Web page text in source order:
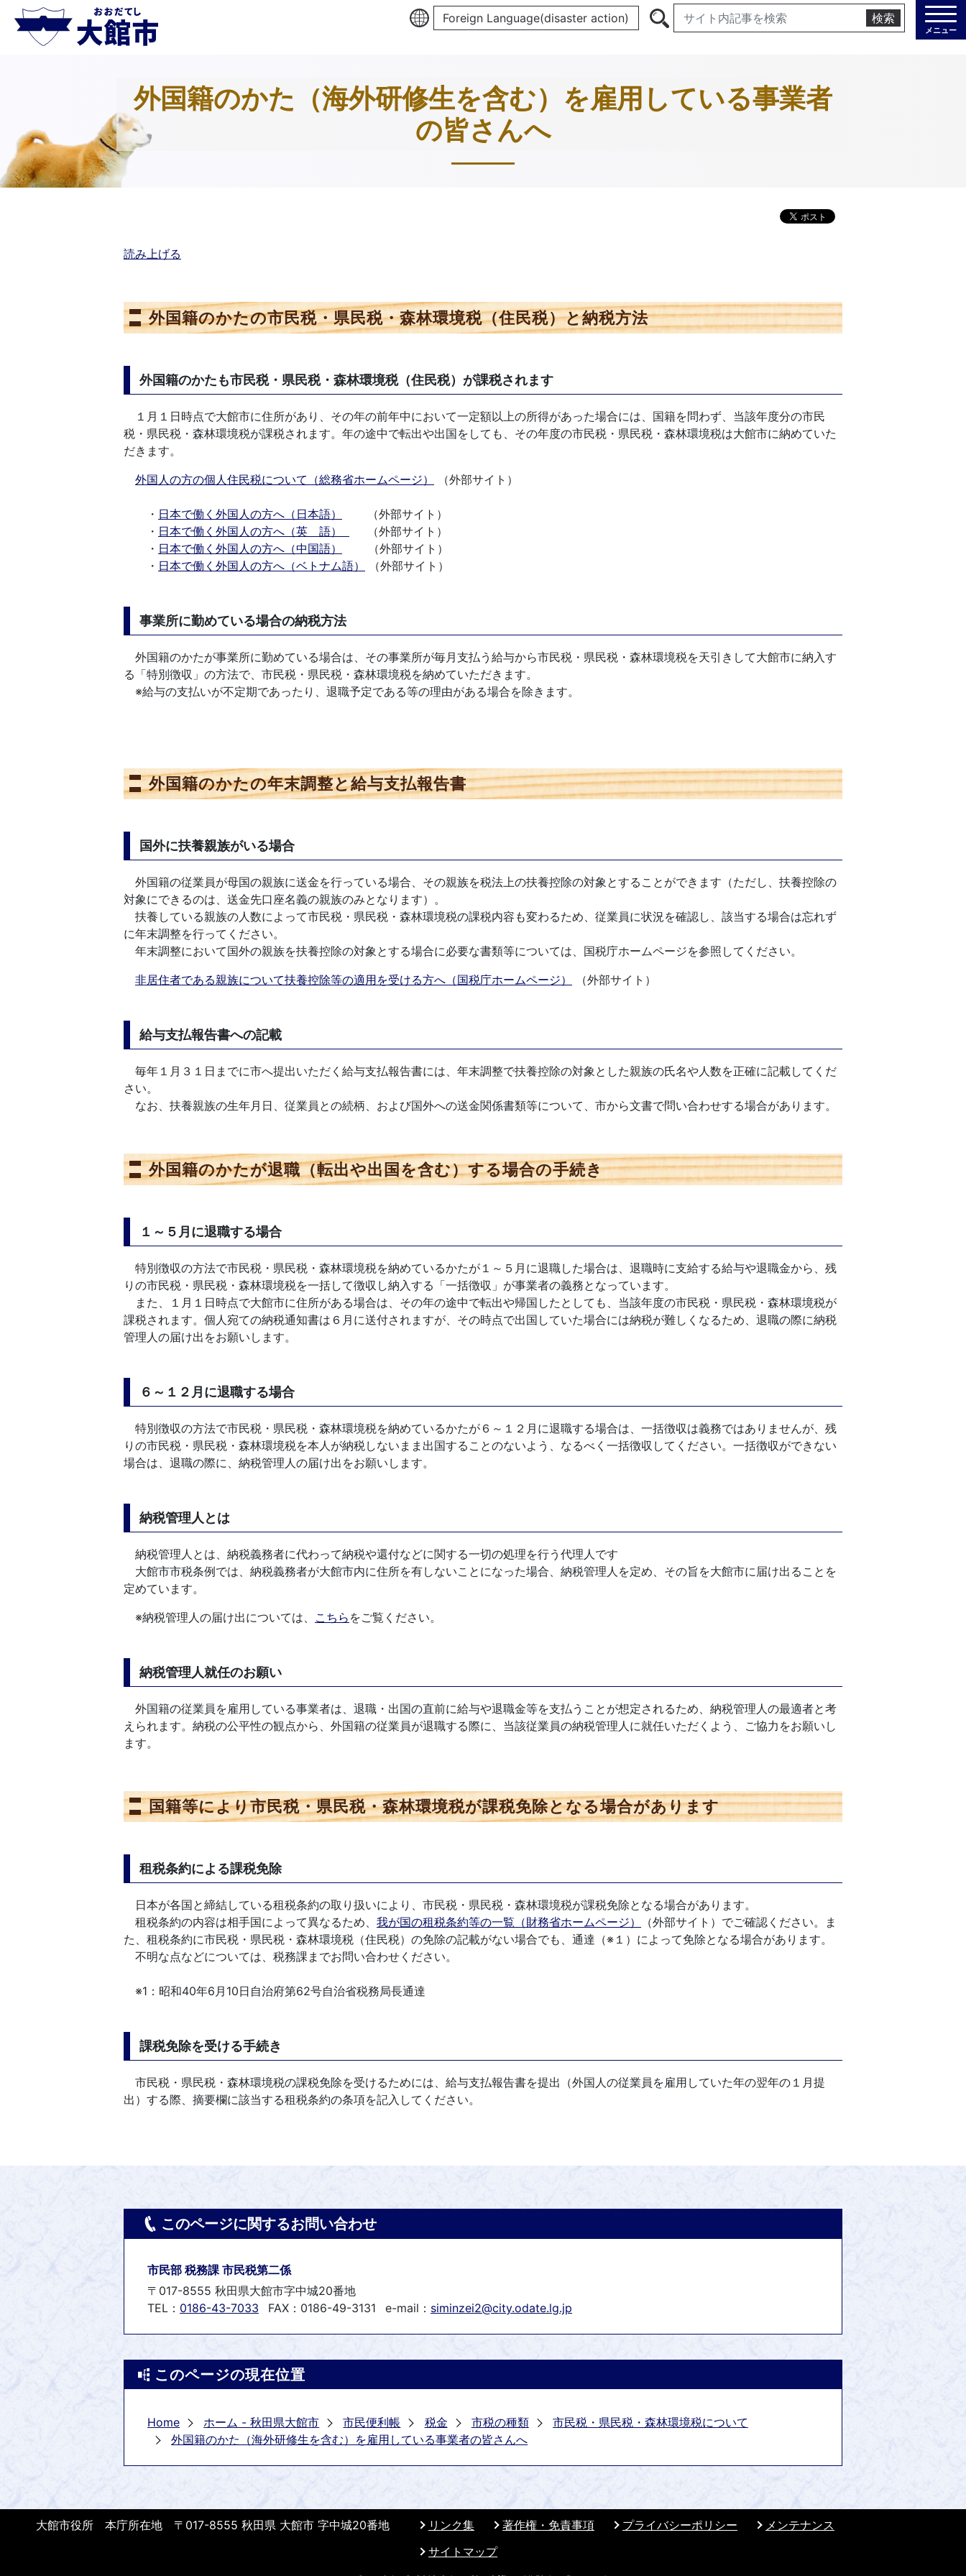
Foreign Language(disaster action) 検索
メニュー
外国籍のかた（海外研修生を含む）を雇用している事業者
の皆さんへ
読み上げる
外国籍のかたの市民税・県民税・森林環境税（住民税）と納税方法
外国籍のかたも市民税・県民税・森林環境税（住民税）が課税されます
１月１日時点で大館市に住所があり、その年の前年中において一定額以上の所得があった場合には、国籍を問わず、当該年度分の市民
税・県民税・森林環境税が課税されます。年の途中で転出や出国をしても、その年度の市民税・県民税・森林環境税は大館市に納めていた
だきます。
外国人の方の個人住民税について（総務省ホームページ）
（外部サイト）
・ 日本で働く外国人の方へ（日本語）
（外部サイト）
・ 日本で働く外国人の方へ（英 語）
（外部サイト）
・ 日本で働く外国人の方へ（中国語）
（外部サイト）
・ 日本で働く外国人の方へ（ベトナム語） （外部サイト）
事業所に勤めている場合の納税方法
外国籍のかたが事業所に勤めている場合は、その事業所が毎月支払う給与から市民税・県民税・森林環境税を天引きして大館市に納入す
る「特別徴収」の方法で、市民税・県民税・森林環境税を納めていただきます。
※給与の支払いが不定期であったり、退職予定である等の理由がある場合を除きます。
外国籍のかたの年末調整と給与支払報告書
国外に扶養親族がいる場合
外国籍の従業員が母国の親族に送金を行っている場合、その親族を税法上の扶養控除の対象とすることができます（ただし、扶養控除の
対象にできるのは、送金先口座名義の親族のみとなります）。
扶養している親族の人数によって市民税・県民税・森林環境税の課税内容も変わるため、従業員に状況を確認し、該当する場合は忘れず
に年末調整を行ってください。
年末調整において国外の親族を扶養控除の対象とする場合に必要な書類等については、国税庁ホームページを参照してください。
非居住者である親族について扶養控除等の適用を受ける方へ（国税庁ホームページ）
（外部サイト）
給与支払報告書への記載
毎年１月３１日までに市へ提出いただく給与支払報告書には、年末調整で扶養控除の対象とした親族の氏名や人数を正確に記載してくだ
さい。
なお、扶養親族の生年月日、従業員との続柄、および国外への送金関係書類等について、市から文書で問い合わせする場合があります。
外国籍のかたが退職（転出や出国を含む）する場合の手続き
１～５月に退職する場合
特別徴収の方法で市民税・県民税・森林環境税を納めているかたが１～５月に退職した場合は、退職時に支給する給与や退職金から、残
りの市民税・県民税・森林環境税を一括して徴収し納入する「一括徴収」が事業者の義務となっています。
また、１月１日時点で大館市に住所がある場合は、その年の途中で転出や帰国したとしても、当該年度の市民税・県民税・森林環境税が
課税されます。個人宛ての納税通知書は６月に送付されますが、その時点で出国していた場合には納税が難しくなるため、退職の際に納税
管理人の届け出をお願いします。
６～１２月に退職する場合
特別徴収の方法で市民税・県民税・森林環境税を納めているかたが６～１２月に退職する場合は、一括徴収は義務ではありませんが、残
りの市民税・県民税・森林環境税を本人が納税しないまま出国することのないよう、なるべく一括徴収してください。一括徴収ができない
場合は、退職の際に、納税管理人の届け出をお願いします。
納税管理人とは
納税管理人とは、納税義務者に代わって納税や還付などに関する一切の処理を行う代理人です
大館市市税条例では、納税義務者が大館市内に住所を有しないことになった場合、納税管理人を定め、その旨を大館市に届け出ることを
定めています。
※納税管理人の届け出については、 こちら をご覧ください。
納税管理人就任のお願い
外国籍の従業員を雇用している事業者は、退職・出国の直前に給与や退職金等を支払うことが想定されるため、納税管理人の最適者と考
えられます。納税の公平性の観点から、外国籍の従業員が退職する際に、当該従業員の納税管理人に就任いただくよう、ご協力をお願いし
ます。
国籍等により市民税・県民税・森林環境税が課税免除となる場合があります
租税条約による課税免除
日本が各国と締結している租税条約の取り扱いにより、市民税・県民税・森林環境税が課税免除となる場合があります。
租税条約の内容は相手国によって異なるため、 我が国の租税条約等の一覧（財務省ホームページ）
（外部サイト）でご確認ください。ま
た、租税条約に市民税・県民税・森林環境税（住民税）の免除の記載がない場合でも、通達（※１）によって免除となる場合があります。
不明な点などについては、税務課までお問い合わせください。
※1：昭和40年6月10日自治府第62号自治省税務局長通達
課税免除を受ける手続き
市民税・県民税・森林環境税の課税免除を受けるためには、給与支払報告書を提出（外国人の従業員を雇用していた年の翌年の１月提
出）する際、摘要欄に該当する租税条約の条項を記入してください。
このページに関するお問い合わせ
市民部 税務課 市民税第二係
〒017-8555 秋田県大館市字中城20番地
TEL： 0186-43-7033 FAX：0186-49-3131 e-mail： siminzei2@city.odate.lg.jp
このページの現在位置
Home ホーム - 秋田県大館市 市民便利帳 税金 市税の種類
市民税・県民税・森林環境税について
外国籍のかた（海外研修生を含む）を雇用している事業者の皆さんへ
リンク集 著作権・免責事項 プライバシーポリシー
メンテナンス
サイトマップ
大館市役所 本庁所在地 〒017-8555 秋田県 大館市 字中城20番地